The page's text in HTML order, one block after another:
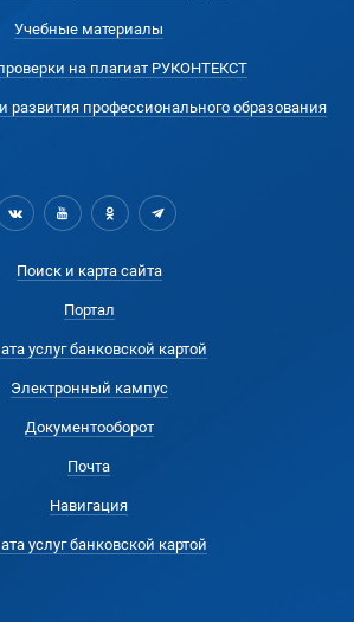
Учебные материалы
на плагиат РУКОНТЕКСТ
развития профессионального образования
Поиск и карта сайта
Портал
услуг банковской картой
Электронный кампус
Документооборот
Почта
Навигация
услуг банковской картой